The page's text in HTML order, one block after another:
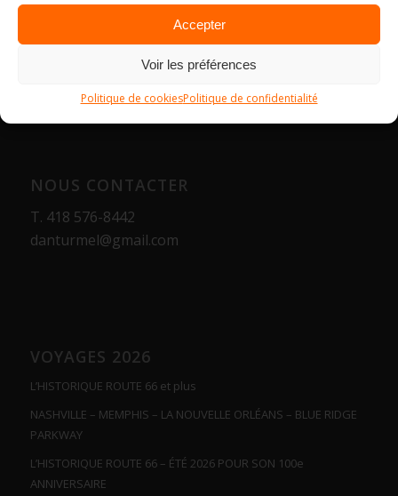
Accepter
Voir les préférences
Politique de cookiesPolitique de confidentialité
NOUS CONTACTER
T. 418 576-8442
danturmel@gmail.com
VOYAGES 2026
L’HISTORIQUE ROUTE 66 et plus
NASHVILLE – MEMPHIS – LA NOUVELLE ORLÉANS – BLUE RIDGE
PARKWAY
L’HISTORIQUE ROUTE 66 – ÉTÉ 2026 POUR SON 100e
ANNIVERSAIRE